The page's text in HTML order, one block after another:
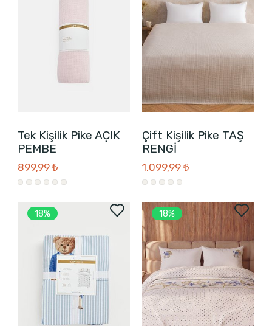
Tek Kişilik Pike AÇIK
PEMBE
899,99 ₺
Çift Kişilik Pike TAŞ
RENGİ
1.099,99 ₺
18% 18%